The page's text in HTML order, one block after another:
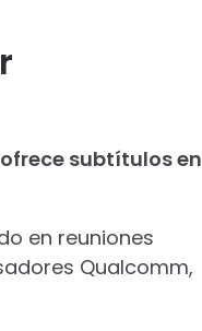
ofrece subtítulos en
en reuniones
Qualcomm,